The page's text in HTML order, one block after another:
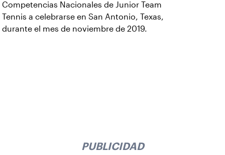
Competencias Nacionales de Junior Team
Tennis a celebrarse en San Antonio, Texas,
durante el mes de noviembre de 2019.
PUBLICIDAD